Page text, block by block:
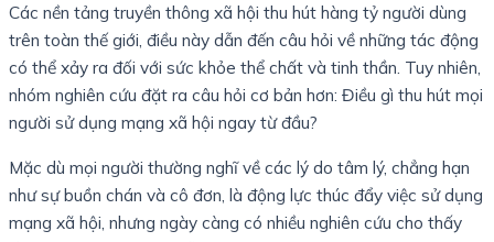
Các nền tảng truyền thông xã hội thu hút hàng tỷ người dùng
trên toàn thế giới, điều này dẫn đến câu hỏi về những tác động
có thể xảy ra đối với sức khỏe thể chất và tinh thần. Tuy nhiên,
nhóm nghiên cứu đặt ra câu hỏi cơ bản hơn: Điều gì thu hút mọi
người sử dụng mạng xã hội ngay từ đầu?
Mặc dù mọi người thường nghĩ về các lý do tâm lý, chẳng hạn
như sự buồn chán và cô đơn, là động lực thúc đẩy việc sử dụng
mạng xã hội, nhưng ngày càng có nhiều nghiên cứu cho thấy